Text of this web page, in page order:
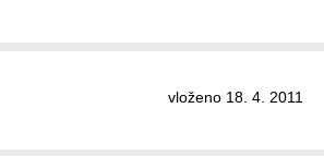
vloženo 18. 4. 2011